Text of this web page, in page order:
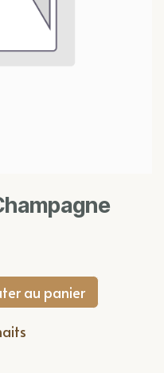
au panier